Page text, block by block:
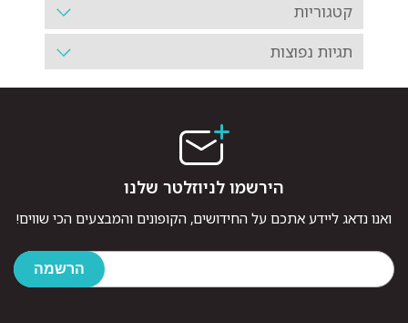
קטגוריות
תגיות נפוצות
הירשמו לניוזלטר שלנו
ואנו נדאג ליידע אתכם על החידושים, הקופונים והמבצעים הכי שווים!